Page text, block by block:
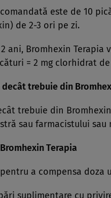
este de 10
de 2-3 ori pe zi.
ani, Bromhexin
= 2 mg clorhidrat
trebuie din
trebuie din
sau farmacistului
Terapia
a compensa doza
suplimentare cu